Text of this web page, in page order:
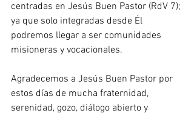
centradas en Jesús Buen Pastor (RdV 7);
ya que solo integradas desde Él
podremos llegar a ser comunidades
misioneras y vocacionales.
Agradecemos a Jesús Buen Pastor por
estos días de mucha fraternidad,
serenidad, gozo, diálogo abierto y